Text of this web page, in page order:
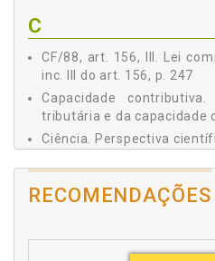
3.4.1 Considerações
3.4.2 Critério Subjetivo, p.
3.4.2.1 Sujeito Ativo, p.
3.4.2.2 Sujeito Passivo,
3.4.3 Critério Objetivo, p.
3.4.3.3 Local e Prazo
4.1 Considerações
C
CF/88, art. 156, III. Lei
inc. III do art. 156, p. 247
Capacidade
tributária e da capacidade
Ciência. Perspectiva
Competência.
municípios, p. 307
III do art. 156, p. 247
RECOMENDAÇÕES